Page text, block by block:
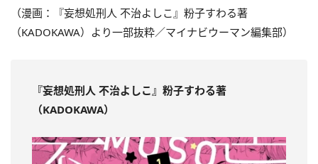
（漫画：『妄想処刑人 不治よしこ』粉子すわる著
（KADOKAWA）より一部抜粋／マイナビウーマン編集部）
『妄想処刑人 不治よしこ』粉子すわる著
（KADOKAWA）